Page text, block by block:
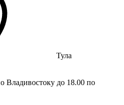
Тула
Владивостоку до 18.00 по